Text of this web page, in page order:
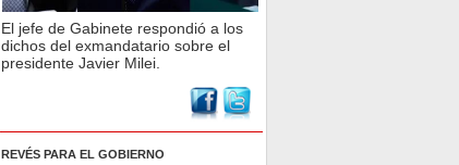
El jefe de Gabinete respondió a los
dichos del exmandatario sobre el
presidente Javier Milei.
REVÉS PARA EL GOBIERNO